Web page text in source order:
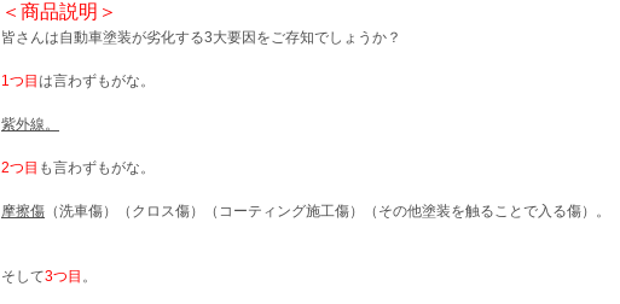
＜商品説明＞
皆さんは自動車塗装が劣化する3大要因をご存知でしょうか？
1つ目 は言わずもがな。
紫外線。
2つ目 も言わずもがな。
摩擦傷 （洗車傷）（クロス傷）（コーティング施工傷）（その他塗装を触ることで入る傷）。
そして3つ目 。